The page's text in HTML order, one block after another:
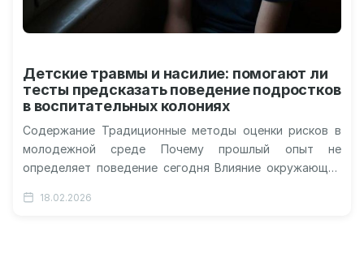
Детские травмы и насилие: помогают ли
тесты предсказать поведение подростков
в воспитательных колониях
Содержание Традиционные методы оценки рисков в
молодежной среде Почему прошлый опыт не
определяет поведение сегодня Влияние окружающей
пересмотра стратегий…
18.02.2026